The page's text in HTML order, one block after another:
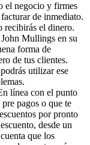
el negocio y firmes
de inmediato.
recibirás el dinero.
Mullings en su
forma de
de tus clientes.
utilizar ese
línea con el punto
pagos o que te
por pronto
desde un
que los